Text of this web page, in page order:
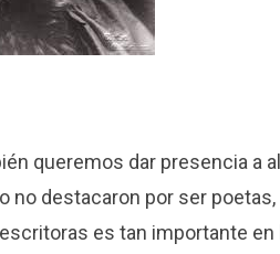
queremos dar presencia a
no destacaron por ser
es tan importante en